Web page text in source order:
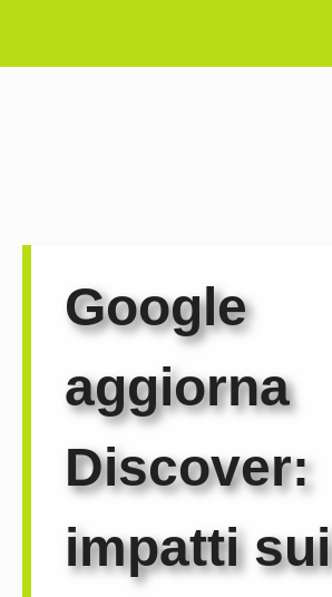
contenuto
Google
aggiorna
Discover:
impatti sui